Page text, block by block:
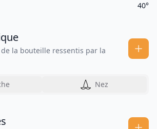
40°
la bouteille ressentis par la
Nez